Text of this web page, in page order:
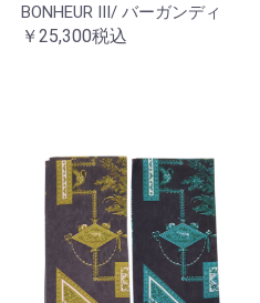
BONHEUR Ⅲ/ バーガンディ
￥25,300税込